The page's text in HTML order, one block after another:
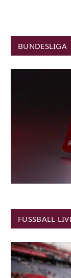
BUNDESLIGA
FUSSBALL LIVE